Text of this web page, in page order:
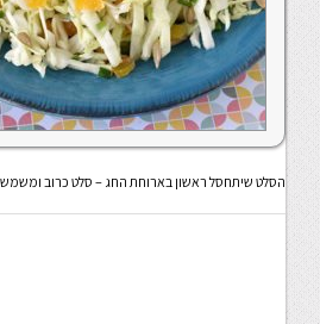
הסלט שיתחסל ראשון בארוחת החג – סלט כרוב